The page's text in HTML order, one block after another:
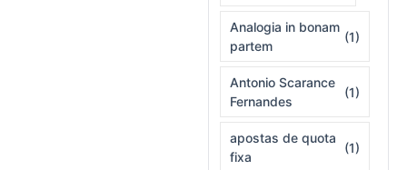
Analogia in bonam
partem
(1)
Antonio Scarance
Fernandes
(1)
apostas de quota
fixa
(1)